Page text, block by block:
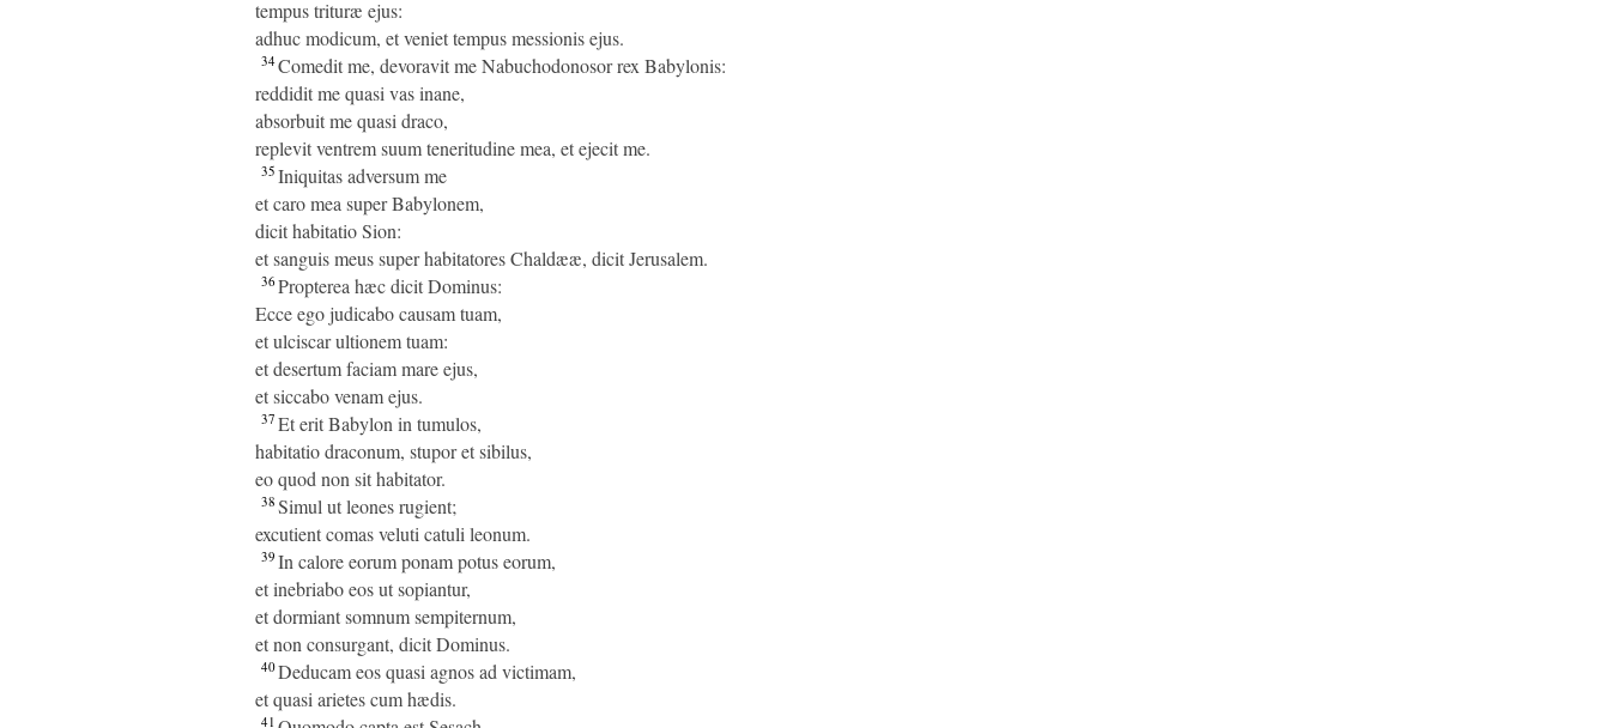
tempus trituræ ejus:
adhuc modicum, et veniet tempus messionis ejus.
34Comedit me, devoravit me Nabuchodonosor rex Babylonis:
reddidit me quasi vas inane,
absorbuit me quasi draco,
replevit ventrem suum teneritudine mea, et ejecit me.
35Iniquitas adversum me
et caro mea super Babylonem,
dicit habitatio Sion:
et sanguis meus super habitatores Chaldææ, dicit Jerusalem.
36Propterea hæc dicit Dominus:
Ecce ego judicabo causam tuam,
et ulciscar ultionem tuam:
et desertum faciam mare ejus,
et siccabo venam ejus.
37Et erit Babylon in tumulos,
habitatio draconum, stupor et sibilus,
eo quod non sit habitator.
38Simul ut leones rugient;
excutient comas veluti catuli leonum.
39In calore eorum ponam potus eorum,
et inebriabo eos ut sopiantur,
et dormiant somnum sempiternum,
et non consurgant, dicit Dominus.
40Deducam eos quasi agnos ad victimam,
et quasi arietes cum hædis.
41